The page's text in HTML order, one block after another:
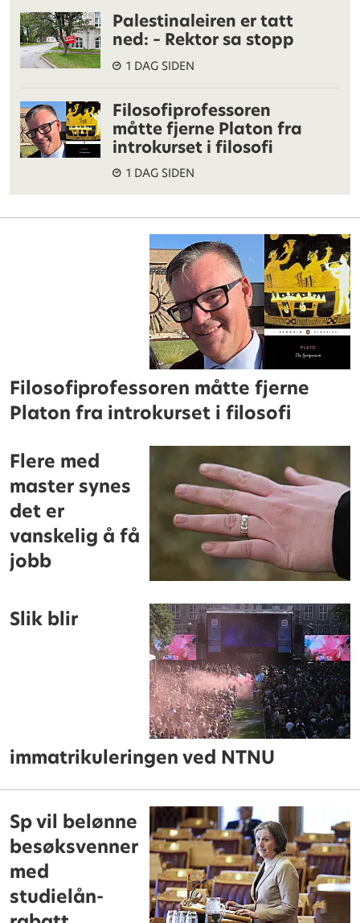
Palestinaleiren er tatt
ned: – Rektor sa stopp
1 DAG SIDEN
Filosofiprofessoren
måtte fjerne Platon fra
introkurset i filosofi
1 DAG SIDEN
Filosofiprofessoren måtte fjerne
Platon fra introkurset i filosofi
Flere med
master synes
det er
vanskelig å få
jobb
Slik blir
immatrikuleringen ved NTNU
Sp vil belønne
besøksvenner
med
studielån-